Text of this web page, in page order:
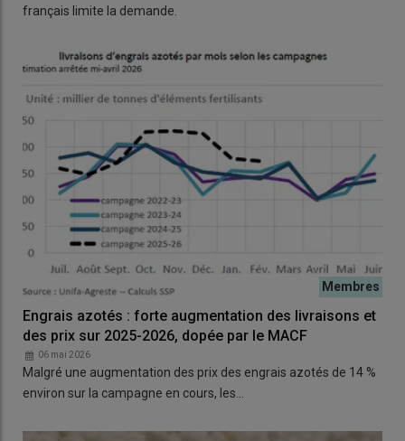
français limite la demande.
Engrais azotés : forte augmentation des livraisons et
des prix sur 2025-2026, dopée par le MACF
06 mai 2026
Malgré une augmentation des prix des engrais azotés de 14 %
environ sur la campagne en cours, les…